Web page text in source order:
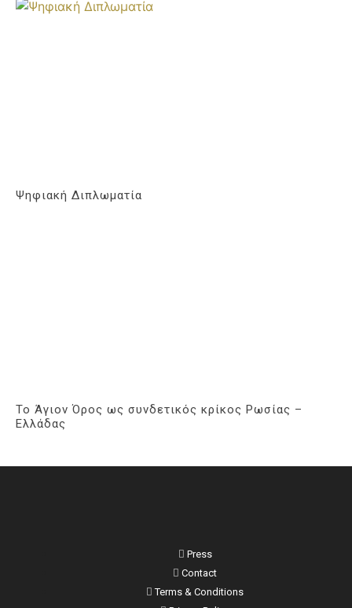
Ψηφιακή Διπλωματία
Το Άγιον Όρος ως συνδετικός κρίκος Ρωσίας –
Ελλάδας
Press
Contact
Terms & Conditions